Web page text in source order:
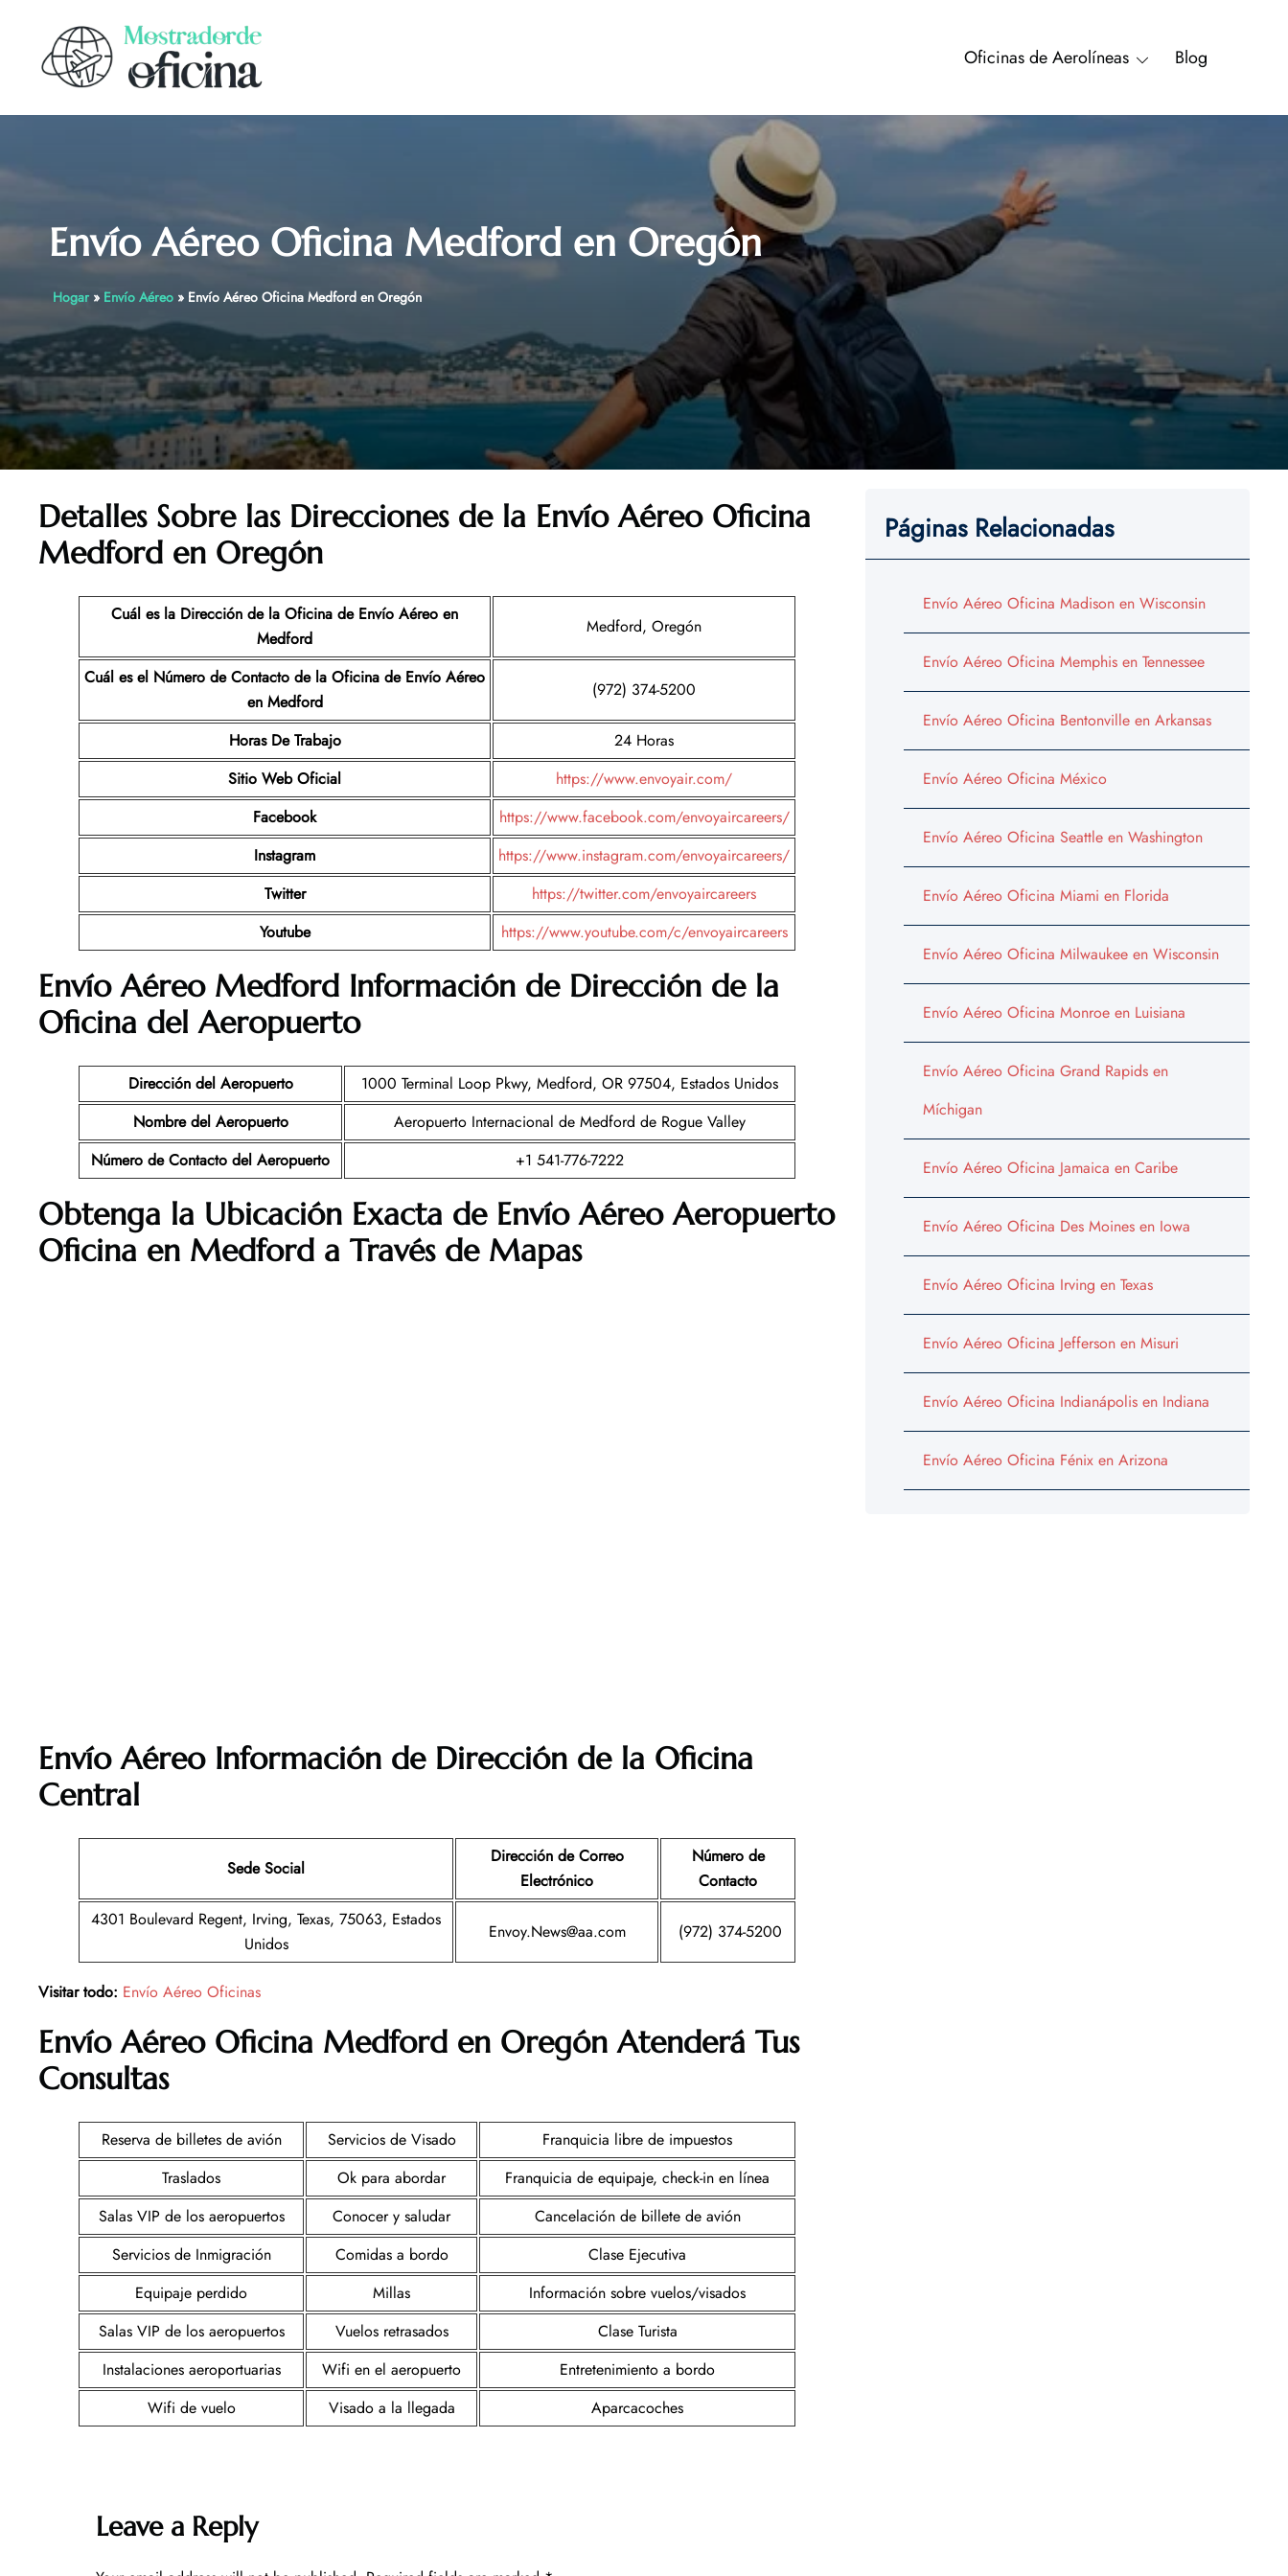
content
Oficinas de Aerolíneas Blog
Envío Aéreo Oficina Medford en Oregón
Hogar» Envío Aéreo» Envío Aéreo Oficina Medford en Oregón
Detalles Sobre las Direcciones de la Envío Aéreo Oficina
Medford en Oregón
Cuál es la Dirección de la Oficina de Envío Aéreo en
Medford
Medford, Oregón
Cuál es el Número de Contacto de la Oficina de Envío Aéreo
en Medford
(972) 374-5200
Horas De Trabajo
24 Horas
Sitio Web Oficial
https://www.envoyair.com/
Facebook
https://www.facebook.com/envoyaircareers/
Instagram
https://www.instagram.com/envoyaircareers/
Twitter
https://twitter.com/envoyaircareers
Youtube
https://www.youtube.com/c/envoyaircareers
Envío Aéreo Medford Información de Dirección de la
Oficina del Aeropuerto
Dirección del Aeropuerto
1000 Terminal Loop Pkwy, Medford, OR 97504, Estados Unidos
Nombre del Aeropuerto
Aeropuerto Internacional de Medford de Rogue Valley
Número de Contacto del Aeropuerto
+1 541-776-7222
Obtenga la Ubicación Exacta de Envío Aéreo Aeropuerto
Oficina en Medford a Través de Mapas
Envío Aéreo Información de Dirección de la Oficina
Central
Sede Social
Dirección de Correo
Electrónico
Número de
Contacto
4301 Boulevard Regent, Irving, Texas, 75063, Estados
Unidos
Envoy.News@aa.com (972) 374-5200
Visitar todo: Envío Aéreo Oficinas
Envío Aéreo Oficina Medford en OregónAtenderá Tus
Consultas
Reserva de billetes de avión Servicios de Visado
Franquicia libre de impuestos
Traslados
Ok para abordar
Franquicia de equipaje, check-in en línea
Salas VIP de los aeropuertos
Conocer y saludar
Cancelación de billete de avión
Servicios de Inmigración
Comidas a bordo
Clase Ejecutiva
Equipaje perdido
Millas
Información sobre vuelos/visados
Salas VIP de los aeropuertos
Vuelos retrasados
Clase Turista
Instalaciones aeroportuarias
Wifi en el aeropuerto
Entretenimiento a bordo
Wifi de vuelo
Visado a la llegada Aparcacoches
Leave a Reply
Páginas Relacionadas
Envío Aéreo Oficina Madison en Wisconsin
Envío Aéreo Oficina Memphis en Tennessee
Envío Aéreo Oficina Bentonville en Arkansas
Envío Aéreo Oficina México
Envío Aéreo Oficina Seattle en Washington
Envío Aéreo Oficina Miami en Florida
Envío Aéreo Oficina Milwaukee en Wisconsin
Envío Aéreo Oficina Monroe en Luisiana
Envío Aéreo Oficina Grand Rapids en
Míchigan
Envío Aéreo Oficina Jamaica en Caribe
Envío Aéreo Oficina Des Moines en Iowa
Envío Aéreo Oficina Irving en Texas
Envío Aéreo Oficina Jefferson en Misuri
Envío Aéreo Oficina Indianápolis en Indiana
Envío Aéreo Oficina Fénix en Arizona